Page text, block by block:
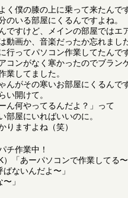
く僕の膝の上に乗って来たんです
のいる部屋にくるんですよね。
ですけど、メインの部屋ではエ
動画か、音楽だったか忘れまし
行ってパソコン作業してたんです
コンがなく寒かったのでブラン
業してました。
んがその寒いお部屋にくるんで
い開けて。
ん何やってるんだよ？」って
部屋にいればいいのに。
りますよね（笑）
チ作業中！
「あーパソコンで作業してる〜
ないんだよ〜」
」